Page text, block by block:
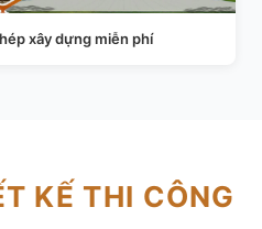
xây dựng miễn phí
KẾ THI CÔNG